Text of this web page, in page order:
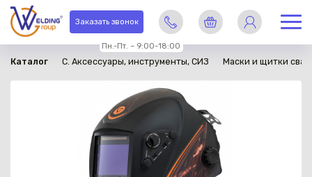
Заказать звонок
Пн.-Пт. – 9:00-18:00
Каталог C. Аксессуары, инструменты, СИЗ Маски и щитки
в наличии